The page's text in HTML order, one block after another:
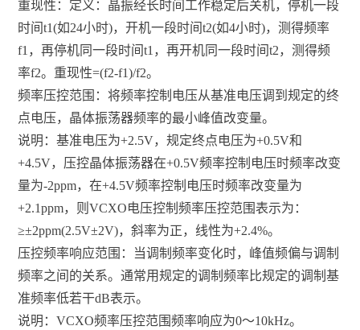
重现性：定义：晶振经长时间工作稳定后关机，停机一段
时间t1(如24小时)，开机一段时间t2(如4小时)，测得频率
f1，再停机同一段时间t1，再开机同一段时间t2，测得频
率f2。重现性=(f2-f1)/f2。
频率压控范围：将频率控制电压从基准电压调到规定的终
点电压，晶体振荡器频率的最小峰值改变量。
说明：基准电压为+2.5V，规定终点电压为+0.5V和
+4.5V，压控晶体振荡器在+0.5V频率控制电压时频率改变
量为-2ppm，在+4.5V频率控制电压时频率改变量为
+2.1ppm，则VCXO电压控制频率压控范围表示为：
≥±2ppm(2.5V±2V)，斜率为正，线性为+2.4%。
压控频率响应范围：当调制频率变化时，峰值频偏与调制
频率之间的关系。通常用规定的调制频率比规定的调制基
准频率低若干dB表示。
说明：VCXO频率压控范围频率响应为0～10kHz。